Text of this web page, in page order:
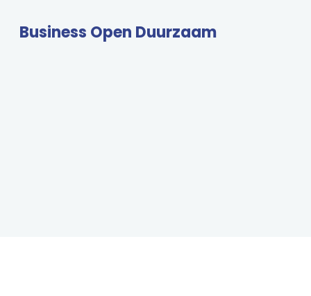
Business Open Duurzaam